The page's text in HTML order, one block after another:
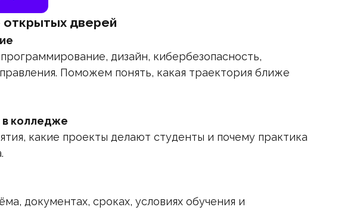
дверей
дизайн, кибербезопасность,
Поможем понять, какая траектория ближе
в колледже
какие проекты делают студенты и почему практика
документах, сроках, условиях обучения и